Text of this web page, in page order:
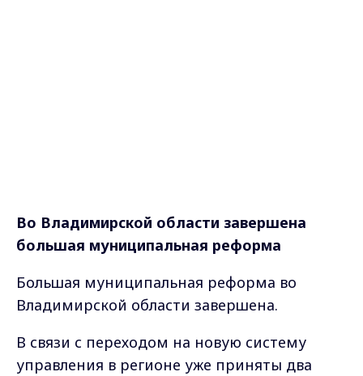
Во Владимирской области завершена
большая муниципальная реформа
Большая муниципальная реформа во
Владимирской области завершена.
В связи с переходом на новую систему
управления в регионе уже приняты два